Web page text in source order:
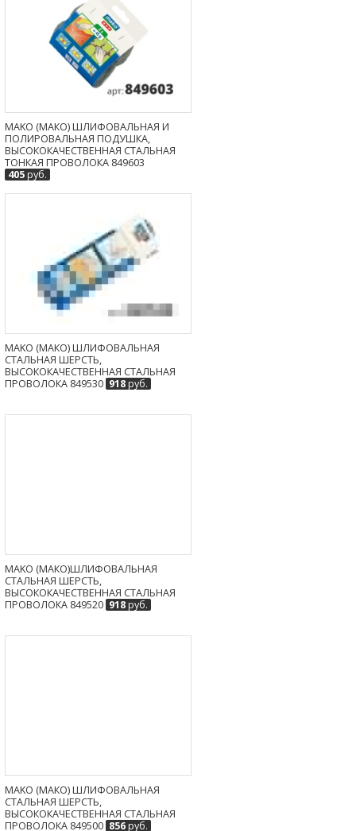
MAKO (МАКО) ШЛИФОВАЛЬНАЯ И
ПОЛИРОВАЛЬНАЯ ПОДУШКА,
ВЫСОКОКАЧЕСТВЕННАЯ СТАЛЬНАЯ
ТОНКАЯ ПРОВОЛОКА 849603
405руб.
MAKO (МАКО) ШЛИФОВАЛЬНАЯ
СТАЛЬНАЯ ШЕРСТЬ,
ВЫСОКОКАЧЕСТВЕННАЯ СТАЛЬНАЯ
ПРОВОЛОКА 849530 918руб.
MAKO (МАКО)ШЛИФОВАЛЬНАЯ
СТАЛЬНАЯ ШЕРСТЬ,
ВЫСОКОКАЧЕСТВЕННАЯ СТАЛЬНАЯ
ПРОВОЛОКА 849520 918руб.
MAKO (МАКО) ШЛИФОВАЛЬНАЯ
СТАЛЬНАЯ ШЕРСТЬ,
ВЫСОКОКАЧЕСТВЕННАЯ СТАЛЬНАЯ
ПРОВОЛОКА 849500 856руб.